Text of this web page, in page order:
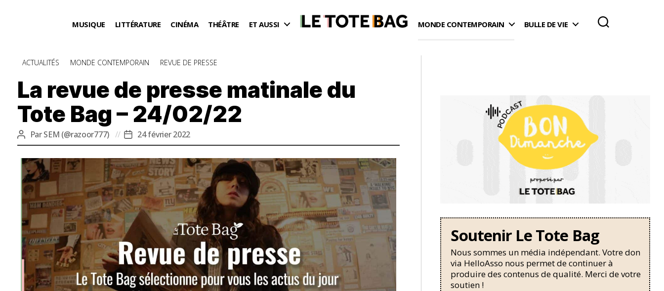
MUSIQUE LITTÉRATURE CINÉMA THÉÂTRE ET AUSSI MONDE CONTEMPORAIN BULLE DE VIE
Catégories
ACTUALITÉS MONDE CONTEMPORAIN REVUE DE PRESSE
La revue de presse matinale du
Tote Bag – 24/02/22
Auteur
de
l’article
ParSEM (@razoor777)
Date
de
l’article
24 février 2022
Soutenir Le Tote Bag
Nous sommes un média indépendant. Votre don
via HelloAsso nous permet de continuer à
produire des contenus de qualité. Merci de votre
soutien !